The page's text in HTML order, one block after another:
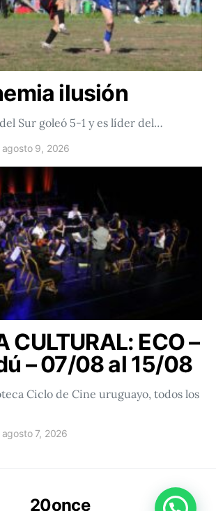
ilusión
Sur goleó 5-1 y es líder del…
agosto 9, 2026
CULTURAL: ECO –
– 07/08 al 15/08
Ciclo de Cine uruguayo, todos los
agosto 7, 2026
20once